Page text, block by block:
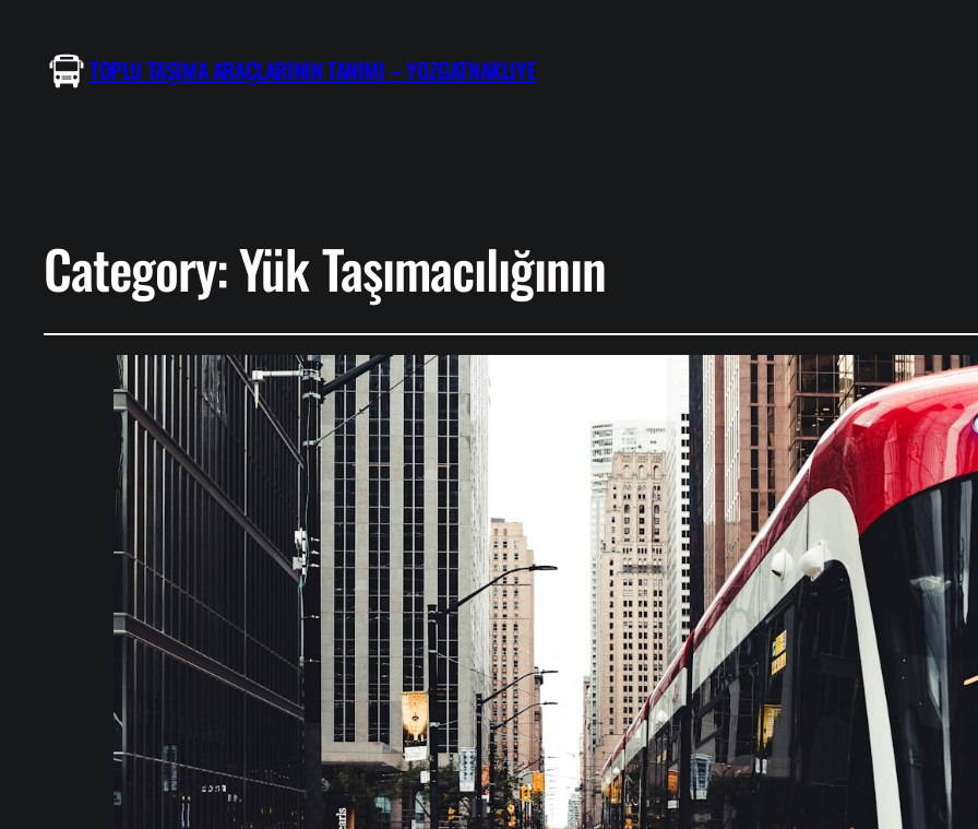
TOPLU TAŞIMA ARAÇLARININ TANIMI – YOZGATNAKLIYE
Category:Yük Taşımacılığının